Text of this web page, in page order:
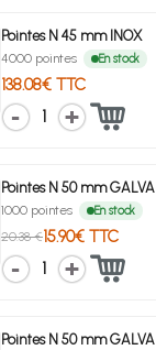
Pointes N 45 mm INOX
4000 pointes En stock
138.08€ TTC
1
Pointes N 50 mm GALVA
1000 pointes En stock
20.38 €15.90€ TTC
1
Pointes N 50 mm GALVA